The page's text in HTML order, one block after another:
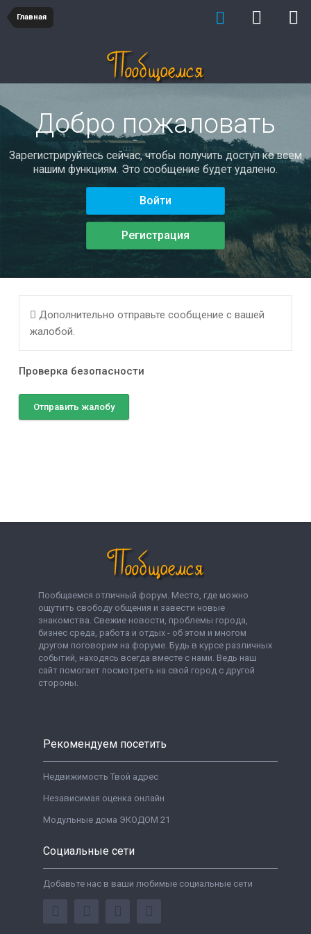
Главная
Добро пожаловать
Зарегистрируйтесь сейчас, чтобы получить доступ ко всем
нашим функциям. Это сообщение будет удалено.
Войти
Регистрация
Дополнительно отправьте сообщение с вашей
жалобой.
Проверка безопасности
Отправить жалобу
Пообщаемся отличный форум. Место, где можно
ощутить свободу общения и завести новые
знакомства. Свежие новости, проблемы города,
бизнес среда, работа и отдых - об этом и многом
другом поговорим на форуме. Будь в курсе различных
событий, находясь всегда вместе с нами. Ведь наш
сайт помогает посмотреть на свой город с другой
стороны.
Рекомендуем посетить
Недвижимость Твой адрес
Независимая оценка онлайн
Модульные дома ЭКОДОМ 21
Социальные сети
Добавьте нас в ваши любимые социальные сети